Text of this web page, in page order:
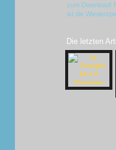
zum Download!
ist die
Die letzten